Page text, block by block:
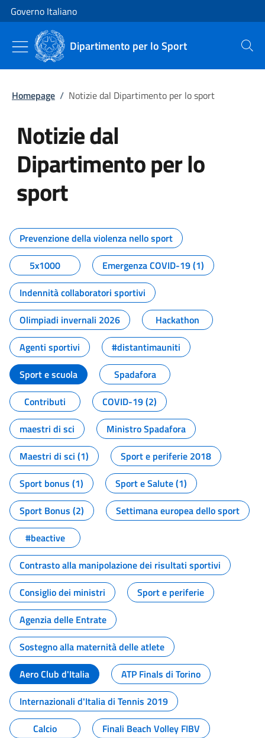
Vai al contenuto
Vai alla navigazione del sito
Governo Italiano
Dipartimento per lo Sport Cerca
Homepage / Notizie dal Dipartimento per lo sport
Notizie dal
Dipartimento per lo
sport
Tutti i contenuti della pagina
Prevenzione della violenza nello sport
5x1000
Emergenza COVID-19 (1)
Indennità collaboratori sportivi
Olimpiadi invernali 2026
Hackathon
Agenti sportivi
#distantimauniti
Sport e scuola
Spadafora
Contributi
COVID-19 (2)
maestri di sci
Ministro Spadafora
Maestri di sci (1)
Sport e periferie 2018
Sport bonus (1)
Sport e Salute (1)
Sport Bonus (2)
Settimana europea dello sport
#beactive
Contrasto alla manipolazione dei risultati sportivi
Consiglio dei ministri
Sport e periferie
Agenzia delle Entrate
Sostegno alla maternità delle atlete
Aero Club d'Italia
ATP Finals di Torino
Internazionali d'Italia di Tennis 2019
Calcio
Finali Beach Volley FIBV